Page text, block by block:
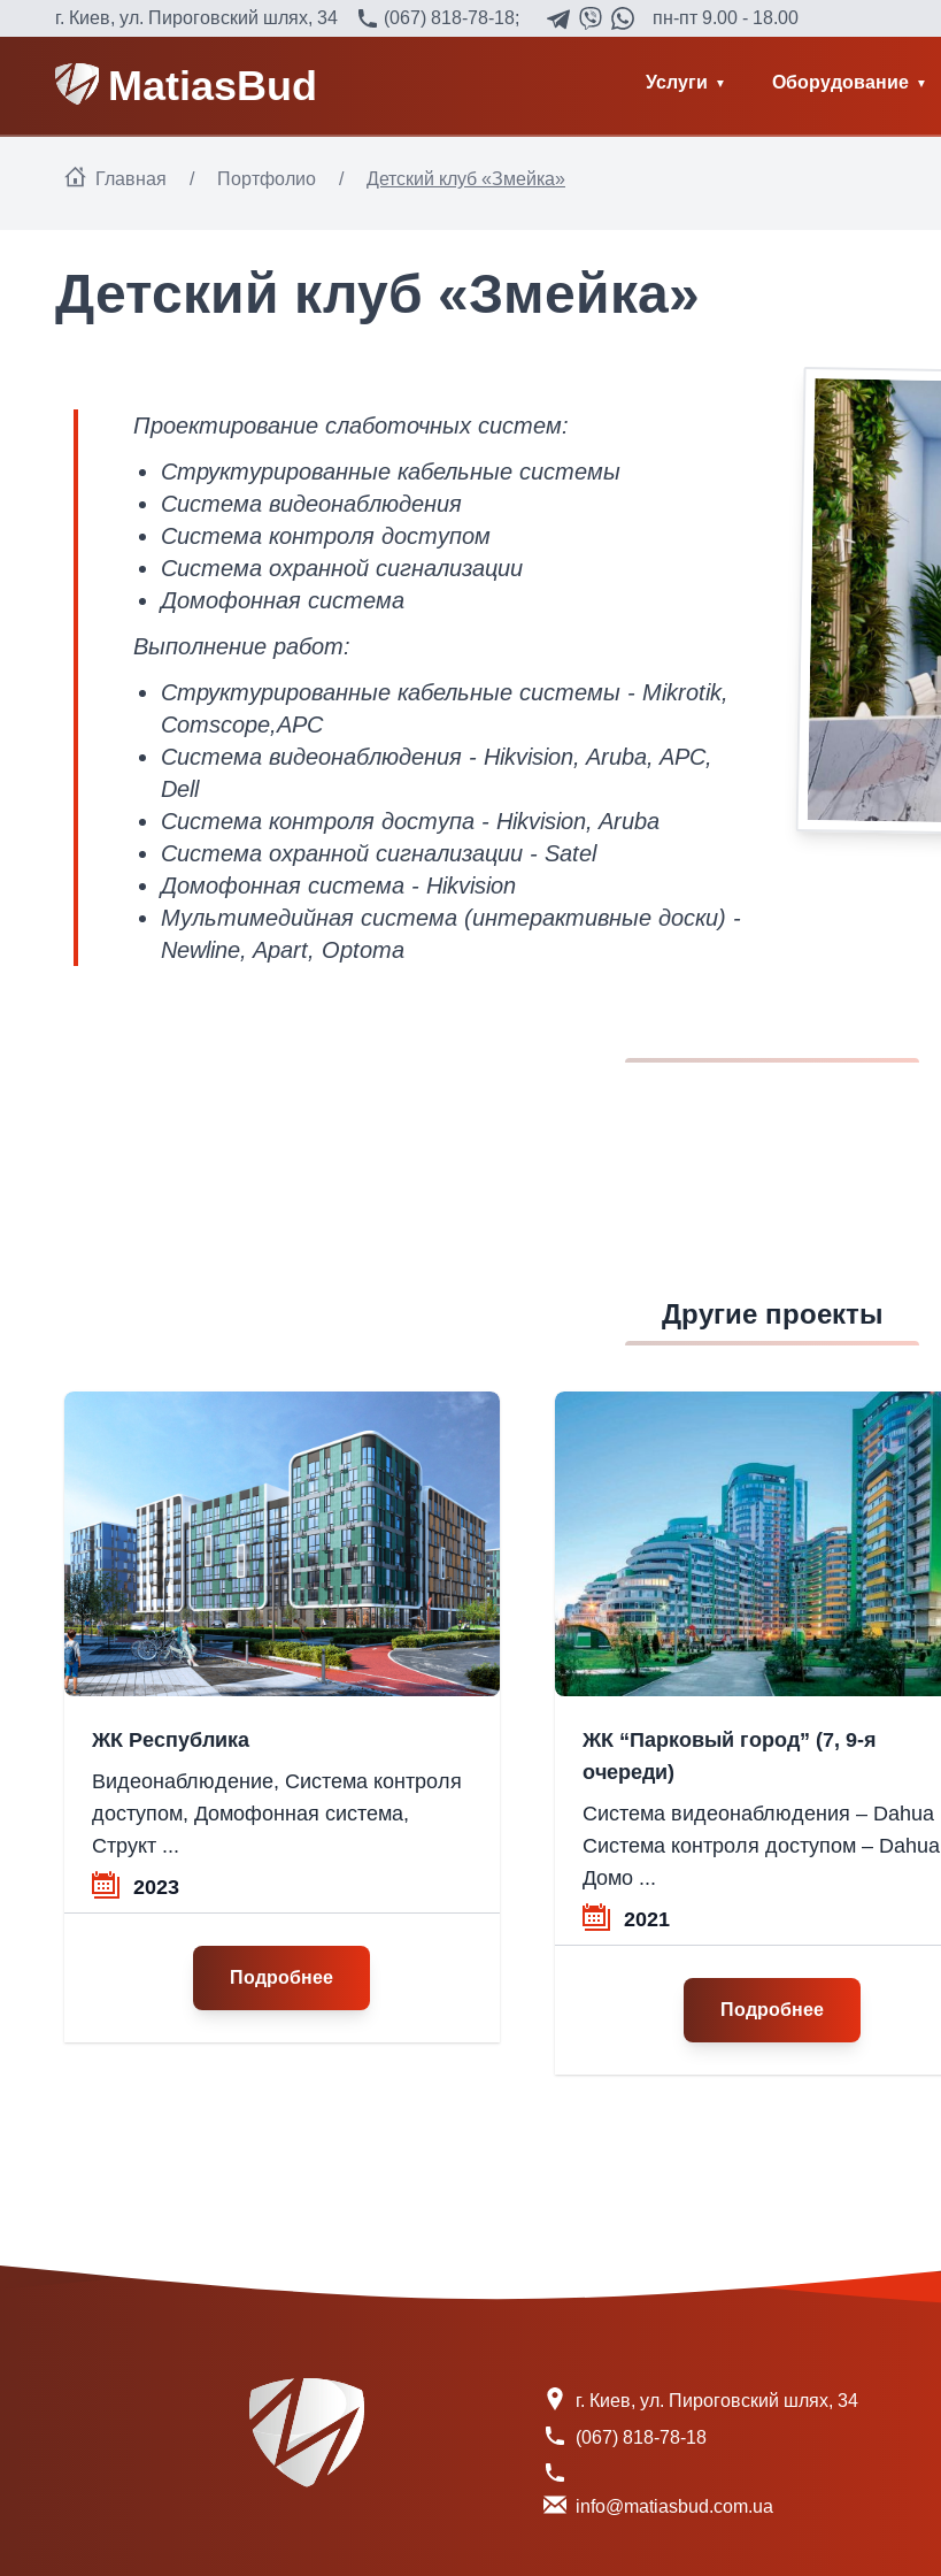
г. Киев, ул. Пироговский шлях, 34 (067) 818-78-18; пн-пт 9.00 - 18.00
MatiasBud Услуги Оборудование
Главная / Портфолио / Детский клуб «Змейка»
Детский клуб «Змейка»
Проектирование слаботочных систем:
Структурированные кабельные системы
Система видеонаблюдения
Система контроля доступом
Система охранной сигнализации
Домофонная система
Выполнение работ:
Структурированные кабельные системы - Mikrotik,
Comscope,APC
Система видеонаблюдения - Hikvision, Aruba, APC,
Dell
Система контроля доступа - Hikvision, Aruba
Система охранной сигнализации - Satel
Домофонная система - Hikvision
Мультимедийная система (интерактивные доски) -
Newline, Apart, Optoma
Другие проекты
ЖК Республика
Видеонаблюдение, Система контроля
доступом, Домофонная система,
Структ ...
2023
Подробнее
ЖК “Парковый город” (7, 9-я
очереди)
Система видеонаблюдения – Dahua
Система контроля доступом – Dahua
Домо ...
2021
Подробнее
г. Киев, ул. Пироговский шлях, 34
(067) 818-78-18
info@matiasbud.com.ua